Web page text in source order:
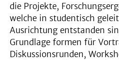
die Projekte,
welche in studentisch
Ausrichtung entstanden
Grundlage formen für
Diskussionsrunden,